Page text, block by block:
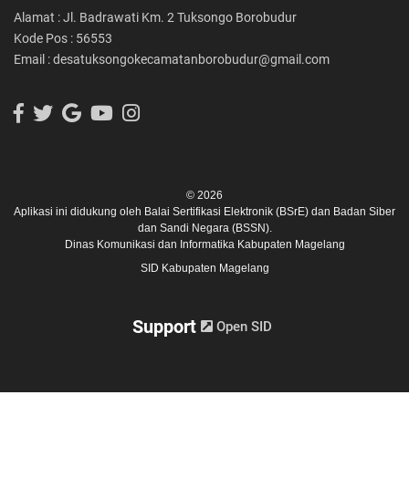
Alamat : Jl. Badrawati Km. 2 Tuksongo Borobudur
Kode Pos : 56553
Email : desatuksongokecamatanborobudur@gmail.com
© 2026
Aplikasi ini didukung oleh Balai Sertifikasi Elektronik (BSrE) dan Badan Siber
dan Sandi Negara (BSSN).
Dinas Komunikasi dan Informatika Kabupaten Magelang
SID Kabupaten Magelang
Support Open SID